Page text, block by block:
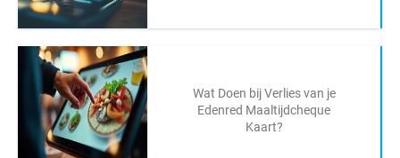
Wat Doen bij Verlies van je
Edenred Maaltijdcheque
Kaart?